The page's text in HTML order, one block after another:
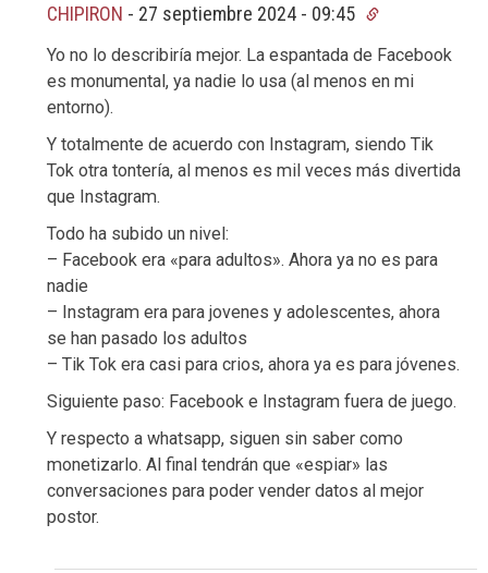
CHIPIRON - 27 septiembre 2024 - 09:45
Yo no lo describiría mejor. La espantada de Facebook
es monumental, ya nadie lo usa (al menos en mi
entorno).
Y totalmente de acuerdo con Instagram, siendo Tik
Tok otra tontería, al menos es mil veces más divertida
que Instagram.
Todo ha subido un nivel:
– Facebook era «para adultos». Ahora ya no es para
nadie
– Instagram era para jovenes y adolescentes, ahora
se han pasado los adultos
– Tik Tok era casi para crios, ahora ya es para jóvenes.
Siguiente paso: Facebook e Instagram fuera de juego.
Y respecto a whatsapp, siguen sin saber como
monetizarlo. Al final tendrán que «espiar» las
conversaciones para poder vender datos al mejor
postor.